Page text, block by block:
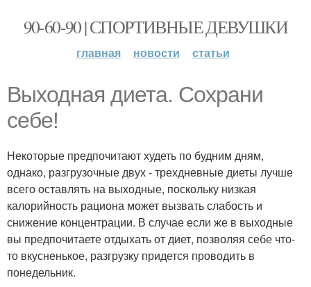
90-60-90 | СПОРТИВНЫЕ ДЕВУШКИ
главная новости статьи
Выходная диета. Сохрани
себе!
Некоторые предпочитают худеть по будним дням,
однако, разгрузочные двух - трехдневные диеты лучше
всего оставлять на выходные, поскольку низкая
калорийность рациона может вызвать слабость и
снижение концентрации. В случае если же в выходные
вы предпочитаете отдыхать от диет, позволяя себе что-
то вкусненькое, разгрузку придется проводить в
понедельник.